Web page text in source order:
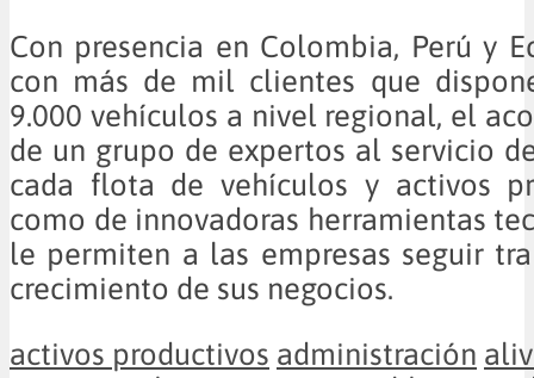
Con presencia en Colombia, Perú y
con más de mil clientes que
9.000 vehículos a nivel regional, el
de un grupo de expertos al servicio
cada flota de vehículos y activos
como de innovadoras herramientas
le permiten a las empresas seguir
crecimiento de sus negocios.
activos productivos administración